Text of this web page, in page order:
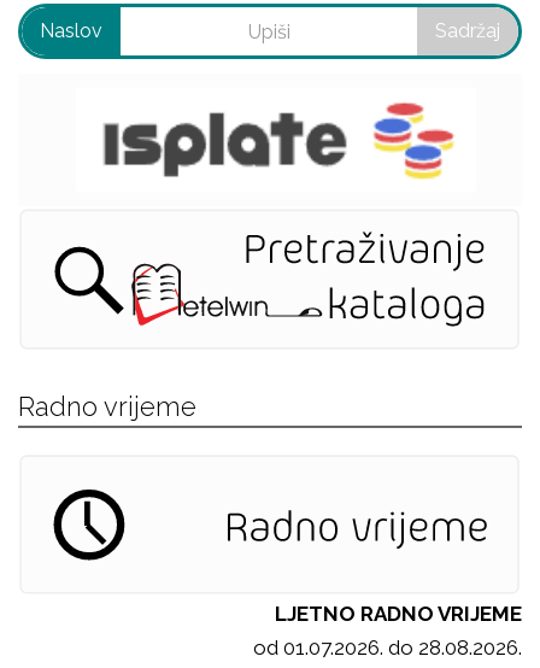
Naslov Sadržaj
Radno vrijeme
LJETNO RADNO VRIJEME
od 01.07.2026. do 28.08.2026.